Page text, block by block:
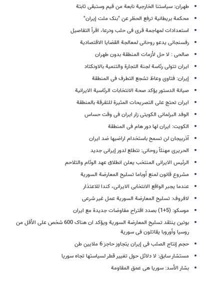
طهران: سیاستنا الخارجیة نابعة من قیم وستبقى ثابتة
محکمة بریطانیة ترفع الحظر عن "بنک ملت إیران"
استعدادات لمهاجمة قرى فی حلب ودرعا، اقرأ التفاصیل
رفسنجانی یدعو روحانی لمعالجة القضایا الاقتصادیة
صالحی : لا حل لأزمات المنطقة بدون طهران
ایران تتولى رئاسة لجنة التجارة والتنمیة بالاونکتاد
إیران: فتاوى وعاظ تشجع التطرف فی المنطقة
صیانة الدستور یؤکد صحة الانتخابات الرئاسیة الایرانیة
ایران تحتج على التصریحات المثیرة للتفرقة بالمنطقة
الوفد البرلمانی الکویتی زار ایران فی وقت حساس
الکویت: ایران لها دور هام فی المنطقة
آذربیجان لن تسمح باستخدام اراضیها ضد ایران
الحریری مهنئاً روحانی: نتطلع لدور إیرانی جدید
الرئیس الایرانی المنتخب یعلن انطلاق عهد الوئام والتلاحم
مشروع قانون لمنع أوباما تسلیح المعارضة السوریة
عندما یجبر الواقع الانتخابی الایرانی، کندا للاعتذار
لافروف: تسلیح المعارضة السوریة عمل غیر شرعی
موسکو: (5+1) بصدد اقتراح مفاوضات جدیدة مع ایران
بوتین ینتقد تسلیح المعارضة السوریة ویؤکد ان هناک 600 شخص على الأقل من
روسیا وأوروبا یقاتلون فی سوریة
حجم إنتاج الصلب فی إیران یتجاوز حاجز 6 ملایین طن
مستشار سابق: لا دلائل حول تغییر قطر لسیاستها تجاه سوریا
بشار الأسد: سوریا هی عمق المقاومة